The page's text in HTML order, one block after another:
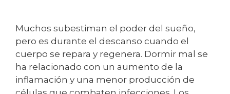
Muchos subestiman el poder del sueño,
pero es durante el descanso cuando el
cuerpo se repara y regenera. Dormir mal se
ha relacionado con un aumento de la
inflamación y una menor producción de